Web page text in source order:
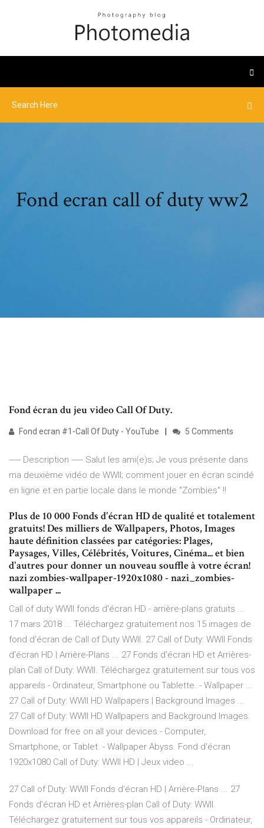
Fond ecran call of duty ww2
Fond écran du jeu video Call Of Duty.
Fond ecran #1-Call Of Duty - YouTube 5 Comments
----- Description ----- Salut les ami(e)s; Je vous présente dans
ma deuxième vidéo de WWII; comment jouer en écran scindé
en ligne et en partie locale dans le monde "Zombies" !!
Plus de 10 000 Fonds d'écran HD de qualité et totalement
gratuits! Des milliers de Wallpapers, Photos, Images
haute définition classées par catégories: Plages,
Paysages, Villes, Célébrités, Voitures, Cinéma... et bien
d'autres pour donner un nouveau souffle à votre écran!
nazi zombies-wallpaper-1920x1080 - nazi_zombies-
wallpaper ...
Call of duty WWII fonds d'écran HD - arrière-plans gratuits ...
17 mars 2018 ... Téléchargez gratuitement nos 15 images de
fond d'écran de Call of Duty WWII. 27 Call of Duty: WWII Fonds
d'écran HD | Arrière-Plans ... 27 Fonds d'écran HD et Arrières-
plan Call of Duty: WWII. Téléchargez gratuitement sur tous vos
appareils - Ordinateur, Smartphone ou Tablette. - Wallpaper ...
27 Call of Duty: WWII HD Wallpapers | Background Images ...
27 Call of Duty: WWII HD Wallpapers and Background Images.
Download for free on all your devices - Computer,
Smartphone, or Tablet. - Wallpaper Abyss. Fond d'écran
1920x1080 Call of Duty: WWII HD | Jeux video ...
27 Call of Duty: WWII Fonds d'écran HD | Arrière-Plans ... 27
Fonds d'écran HD et Arrières-plan Call of Duty: WWII.
Téléchargez gratuitement sur tous vos appareils - Ordinateur,